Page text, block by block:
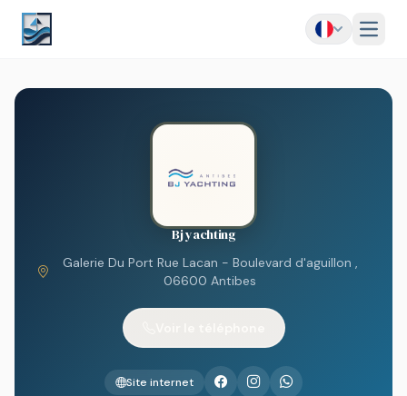
Menu
Bj yachting
Galerie Du Port Rue Lacan - Boulevard d'aguillon ,
06600 Antibes
Site internet